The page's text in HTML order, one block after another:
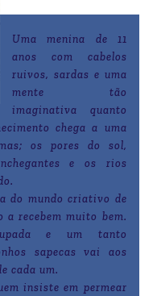
Uma menina de 11
anos com cabelos
ruivos, sardas e uma
mente tão
imaginativa quanto
chega a uma
os pores do sol,
e os rios
do mundo criativo de
a recebem muito bem.
e um tanto
sapecas vai aos
cada um.
insiste em permear